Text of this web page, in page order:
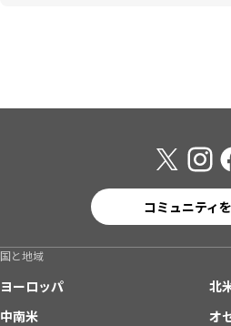
コミュニティ
国と地域
ヨーロッパ
北
中南米
オ